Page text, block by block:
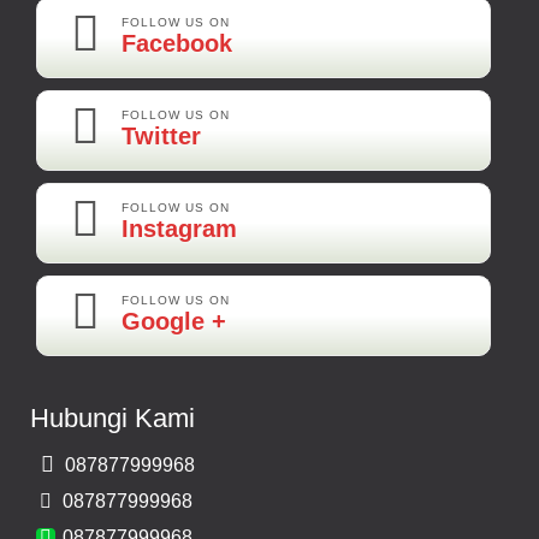
Maya-Palembang
Barang Sudah Sampai Mbak Ratna Makasih
FOLLOW US ON
Facebook
FOLLOW US ON
Twitter
FOLLOW US ON
Instagram
FOLLOW US ON
Google +
Hubungi Kami
087877999968
087877999968